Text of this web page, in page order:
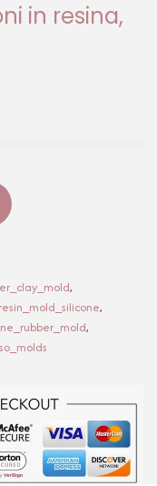
in resina,
,
resin_mold_silicone,
,